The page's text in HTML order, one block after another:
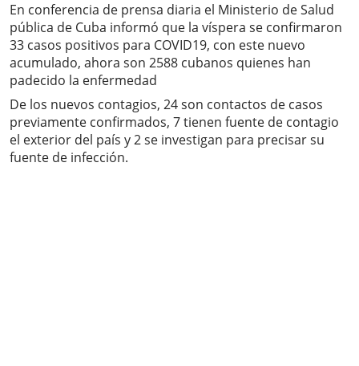
En conferencia de prensa diaria el Ministerio de Salud
pública de Cuba informó que la víspera se confirmaron
33 casos positivos para COVID19, con este nuevo
acumulado, ahora son 2588 cubanos quienes han
padecido la enfermedad
De los nuevos contagios, 24 son contactos de casos
previamente confirmados, 7 tienen fuente de contagio
el exterior del país y 2 se investigan para precisar su
fuente de infección.